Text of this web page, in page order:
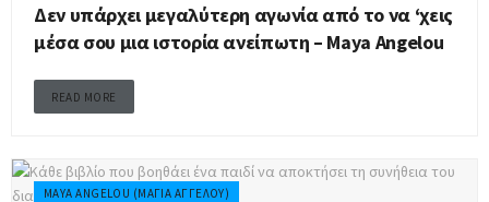
Δεν υπάρχει μεγαλύτερη αγωνία από το να ‘χεις
μέσα σου μια ιστορία ανείπωτη – Maya Angelou
READ MORE
MAYA ANGELOU (ΜΆΓΙΑ ΑΓΓΈΛΟΥ)